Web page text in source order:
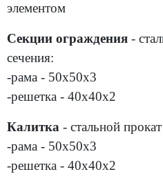
элементом
Секции ограждения -
сечения:
-рама - 50х50х3
-решетка - 40х40х2
Калитка - стальной
-рама - 50х50х3
-решетка - 40х40х2